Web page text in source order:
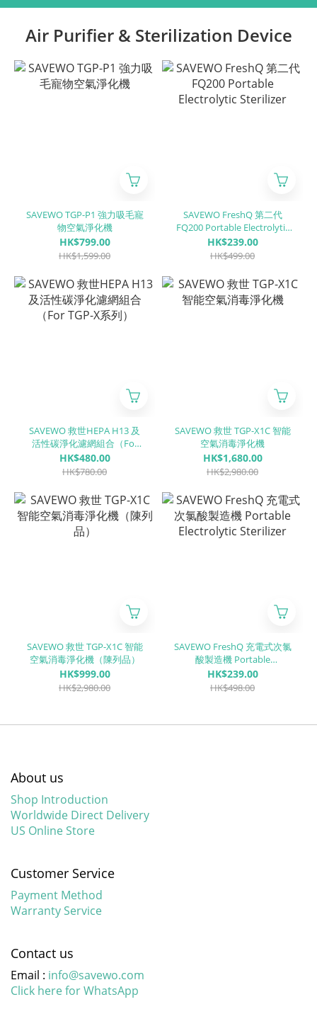
Air Purifier & Sterilization Device
SAVEWO TGP-P1 強力吸毛寵
物空氣淨化機
HK$799.00
HK$1,599.00
SAVEWO FreshQ 第二代
FQ200 Portable Electrolytic
Sterilizer
HK$239.00
HK$499.00
SAVEWO 救世HEPA H13 及
活性碳淨化濾網組合（For
TGP-X系列）
HK$480.00
HK$780.00
SAVEWO 救世 TGP-X1C 智能
空氣消毒淨化機
HK$1,680.00
HK$2,980.00
SAVEWO 救世 TGP-X1C 智能
空氣消毒淨化機（陳列品）
HK$999.00
HK$2,980.00
SAVEWO FreshQ 充電式次氯
酸製造機 Portable
Electrolytic Sterilizer
HK$239.00
HK$498.00
About us
Shop Introduction
Worldwide Direct Delivery
US Online Store
Customer Service
Payment Method
Warranty Service
Contact us
Email : info@savewo.com
Click here for WhatsApp